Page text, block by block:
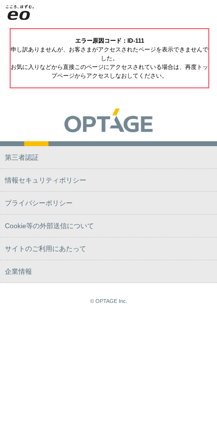
エラー原因コード：ID-111
申し訳ありませんが、お客さまがアクセスされたページを表示できませんで
した。
お気に入りなどから直接このページにアクセスされている場合は、再度トッ
プページからアクセスしなおしてください。
第三者認証
情報セキュリティポリシー
プライバシーポリシー
Cookie等の外部送信について
サイトのご利用にあたって
企業情報
© OPTAGE Inc.